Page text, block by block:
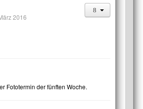
2016
Fototermin der fünften Woche.